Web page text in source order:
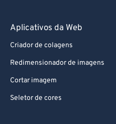
Aplicativos da Web
Criador de colagens
Redimensionador de imagens
Cortar imagem
Seletor de cores